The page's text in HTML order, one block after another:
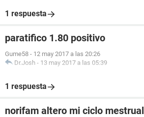
1 respuesta
paratifico 1.80 positivo
Gume58 - 12 may 2017 a las 20:26
Dr.Josh - 13 may 2017 a las 05:39
1 respuesta
norifam altero mi ciclo mestrual